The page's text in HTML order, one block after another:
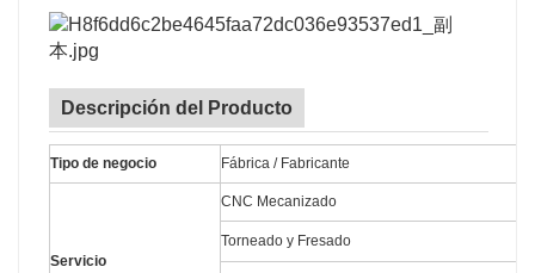
Descripción del Producto
Tipo de negocio Fábrica / Fabricante
Servicio
CNC Mecanizado
Torneado y Fresado